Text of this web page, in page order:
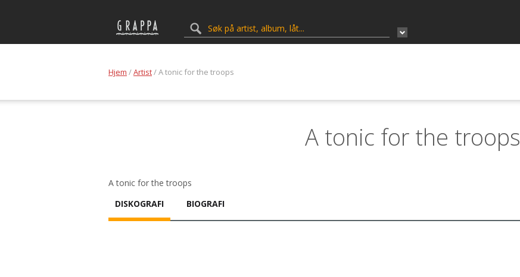
Hjem /Artist/ A tonic for the troops
A tonic for the troops
A tonic for the troops
DISKOGRAFI BIOGRAFI